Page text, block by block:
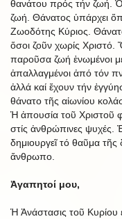
θανάτου πρός τήν ζωή. Ὁ
ζωή. Θάνατος ὑπάρχει
Ζωοδότης Κύριος.
ὅσοι ζοῦν χωρίς
παροῦσα ζωή ἑνωμένοι
ἀπαλλαγμένοι ἀπό τόν
ἀλλά καί ἔχουν τήν
θάνατο τῆς αἰωνίου
Ἡ ἀπουσία τοῦ Χριστοῦ
στίς ἀνθρώπινες
δημιουργεῖ τό θαῦμα
ἄνθρωπο.
Ἀγαπητοί μου,
Ἡ Ἀνάστασις τοῦ Κυρίου